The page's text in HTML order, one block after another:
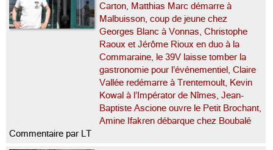
Carton, Matthias Marc démarre à
Malbuisson, coup de jeune chez
Georges Blanc à Vonnas, Christophe
Raoux et Jérôme Rioux en duo à la
Commaraine, le 39V laisse tomber la
gastronomie pour l’événementiel, Claire
Vallée redémarre à Trentemoult, Kevin
Kowal à l’Impérator de Nîmes, Jean-
Baptiste Ascione ouvre le Petit Brochant,
Amine Ifakren débarque chez Boubalé
Commentaire par LT